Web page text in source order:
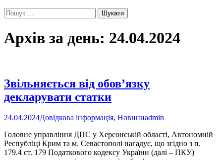
Пошук:
Архів за день: 24.04.2024
Звільняється від обов’язку
декларувати статки
24.04.2024Довідкова інформація, Новиниadmin
Головне управління ДПС у Херсонській області, Автономній
Республіці Крим та м. Севастополі нагадує, що згідно з п.
179.4 ст. 179 Податкового кодексу України (далі – ПКУ)